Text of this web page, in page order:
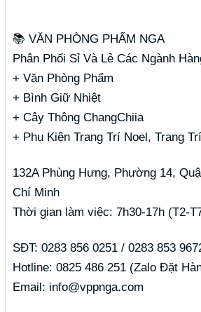
📚 VĂN PHÒNG PHẨM NGA
Phân Phối Sỉ Và Lẻ Các Ngành
+ Văn Phòng Phẩm
+ Bình Giữ Nhiệt
+ Cây Thông ChangChiia
+ Phụ Kiện Trang Trí Noel, Trang
132A Phùng Hưng, Phường 14,
Chí Minh
Thời gian làm việc: 7h30-17h (T2-
SĐT: 0283 856 0251 / 0283 853
Hotline: 0825 486 251 (Zalo Đặt
Email: info@vppnga.com